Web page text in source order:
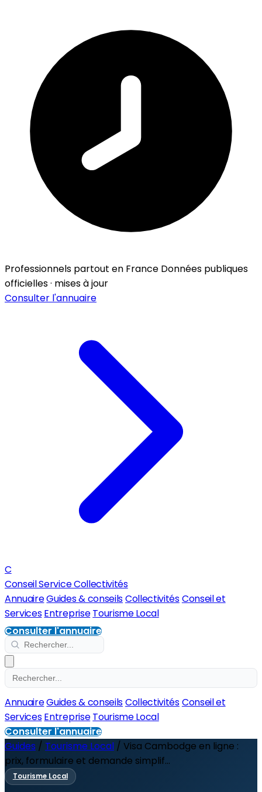
Professionnels partout en France Données publiques
officielles · mises à jour
Consulter l'annuaire
C
Conseil Service Collectivités
AnnuaireGuides & conseilsCollectivitésConseil et
ServicesEntreprise Tourisme Local
Consulter l'annuaire
AnnuaireGuides & conseilsCollectivitésConseil et
ServicesEntreprise Tourisme Local
Consulter l'annuaire
Guides / Tourisme Local / Visa Cambodge en ligne :
prix, formulaire et demande simplif...
Tourisme Local